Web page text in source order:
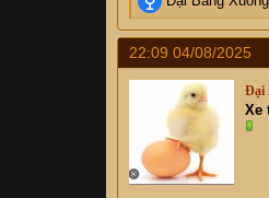
e
a
c
t
o
n
:
22:09 04/08/2025
Đại
Xe